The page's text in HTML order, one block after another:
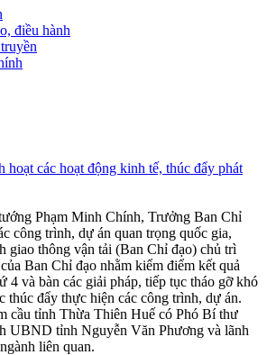
điều hành
các hoạt động kinh tế, thúc đẩy phát
Phạm Minh Chính, Trưởng Ban Chỉ
công trình, dự án quan trọng quốc gia,
giao thông vận tải (Ban Chỉ đạo) chủ trì
Ban Chỉ đạo nhằm kiểm điểm kết quả
4 và bàn các giải pháp, tiếp tục tháo gỡ khó
thúc đẩy thực hiện các công trình, dự án.
cầu tỉnh Thừa Thiên Huế có Phó Bí thư
UBND tỉnh Nguyễn Văn Phương và lãnh
liên quan.